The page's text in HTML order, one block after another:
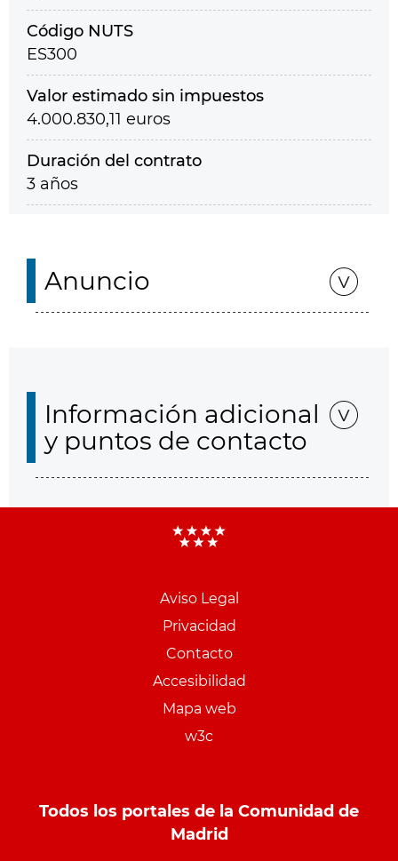
Código NUTS
ES300
Valor estimado sin impuestos
4.000.830,11 euros
Duración del contrato
3 años
Anuncio
Información adicional
y puntos de contacto
Aviso Legal
Privacidad
Contacto
Accesibilidad
Mapa web
w3c
Todos los portales de la Comunidad de
Madrid